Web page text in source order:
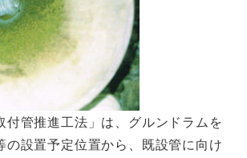
付管推進工法」は、グルンドラムを
の設置予定位置から、既設管に向け